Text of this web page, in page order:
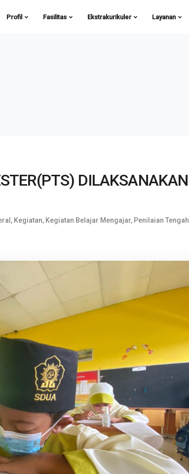
Profil Fasilitas Ekstrakurikuler Layanan
DILAKSANAKAN
, Kegiatan, Kegiatan Belajar Mengajar, Penilaian Tengah